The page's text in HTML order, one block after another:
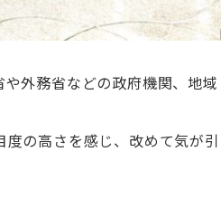
外務省などの政府機関、地域
の高さを感じ、改めて気が引